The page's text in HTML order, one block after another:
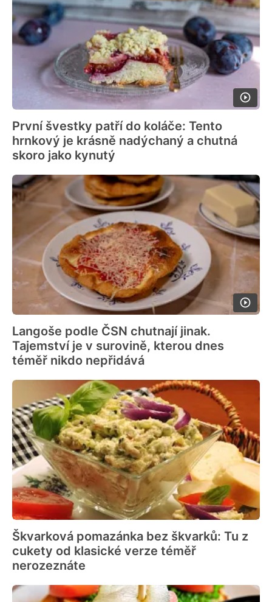
První švestky patří do koláče: Tento
hrnkový je krásně nadýchaný a chutná
skoro jako kynutý
Langoše podle ČSN chutnají jinak.
Tajemství je v surovině, kterou dnes
téměř nikdo nepřidává
Škvarková pomazánka bez škvarků: Tu z
cukety od klasické verze téměř
nerozeznáte